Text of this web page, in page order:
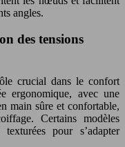
angles.
des tensions
crucial dans le confort
ergonomique, avec une
main sûre et confortable,
Certains modèles
pour s’adapter